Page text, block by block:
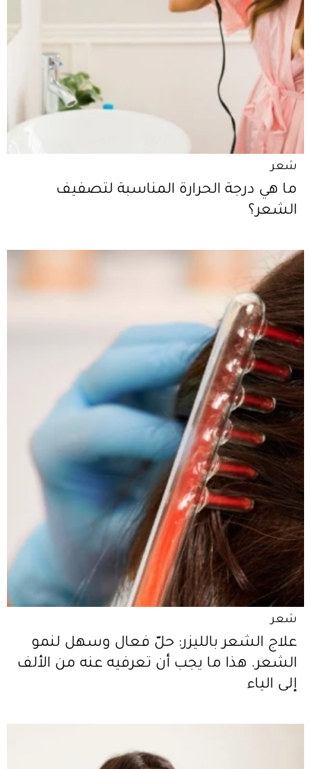
شعر
ما هي درجة الحرارة المناسبة لتصفيف
الشعر؟
شعر
علاج الشعر بالليزر: حلّ فعال وسهل لنمو
الشعر. هذا ما يجب أن تعرفيه عنه من الألف
إلى الياء